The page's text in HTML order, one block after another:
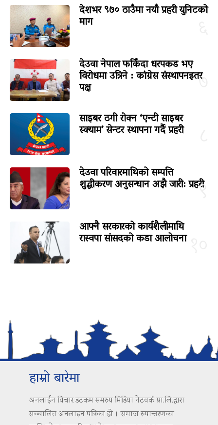
देशभर ९७० ठाउँमा नयाँ प्रहरी युनिटको
माग
७
देउवा नेपाल फर्किंदा धरपकड भए
विरोधमा उत्रिने : कांग्रेस संस्थापनइतर
पक्ष
साइबर ठगी रोक्न ‘एन्टी साइबर
स्क्याम’ सेन्टर स्थापना गर्दै प्रहरी
९
देउवा परिवारमाथिको सम्पत्ति
शुद्धीकरण अनुसन्धान अझै जारी: प्रहरी
आफ्नै सरकारको कार्यशैलीमाथि
रास्वपा सांसदको कडा आलोचना
हाम्रो बारेमा
अनलाईन विचार डटकम समरुप मिडिया नेटवर्क प्रा.लि.द्वारा
सञ्चालित अनलाइन पत्रिका हो । ‘समाज रुपान्तरणका